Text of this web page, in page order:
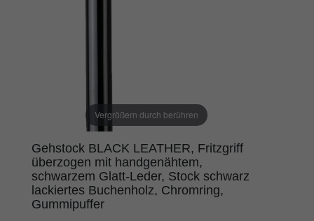
Vergrößern durch berühren
Gehstock BLACK LEATHER, Fritzgriff
überzogen mit handgenähtem,
schwarzem Glatt-Leder, Stock schwarz
lackiertes Buchenholz, Chromring,
Gummipuffer